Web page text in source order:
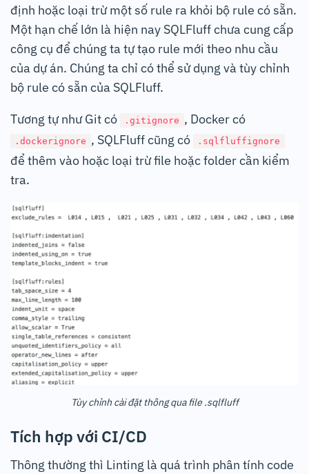
định hoặc loại trừ một số rule ra khỏi bộ rule có sẵn.
Một hạn chế lớn là hiện nay SQLFluff chưa cung cấp
công cụ để chúng ta tự tạo rule mới theo nhu cầu
của dự án. Chúng ta chỉ có thể sử dụng và tùy chỉnh
bộ rule có sẵn của SQLFluff.
Tương tự như Git có
.gitignore , Docker có
.dockerignore , SQLFluff cũng có .sqlfluffignore
để thêm vào hoặc loại trừ file hoặc folder cần kiểm
tra.
Tùy chỉnh cài đặt thông qua file .sqlfluff
Tích hợp với CI/CD
Thông thường thì Linting là quá trình phân tính code